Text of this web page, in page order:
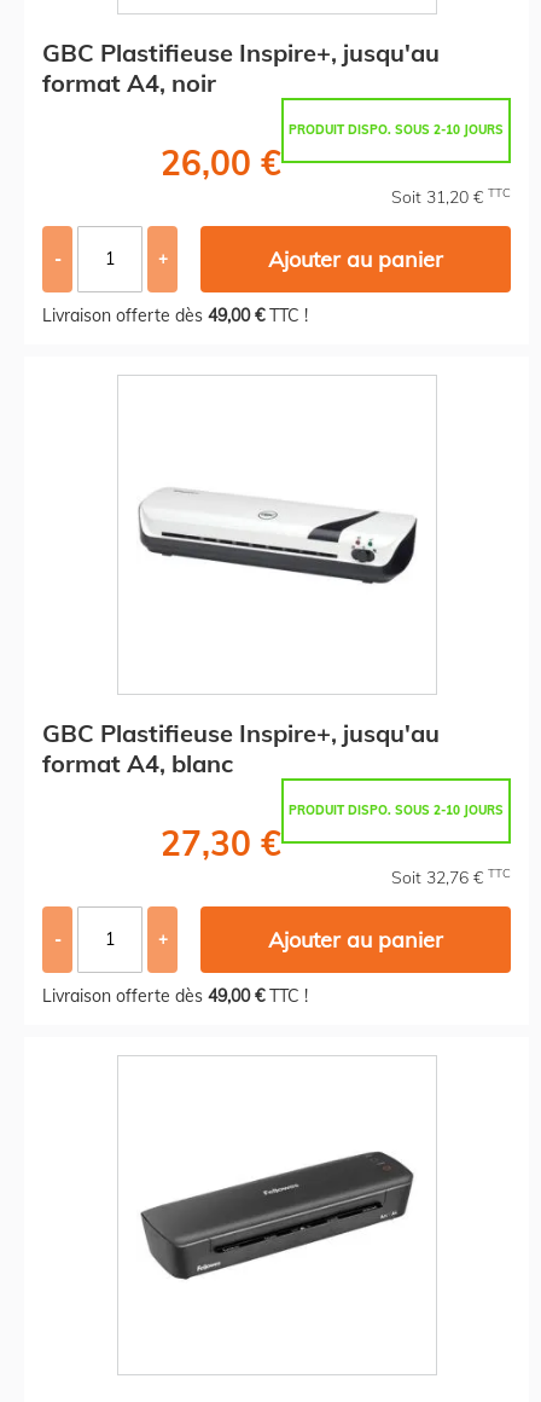
GBC Plastifieuse Inspire+, jusqu'au
format A4, noir
PRODUIT DISPO. SOUS 2-10 JOURS
26,00 €
Soit 31,20 € TTC
- + Ajouter au panier
Livraison offerte dès 49,00 €TTC !
GBC Plastifieuse Inspire+, jusqu'au
format A4, blanc
PRODUIT DISPO. SOUS 2-10 JOURS
27,30 €
Soit 32,76 € TTC
- + Ajouter au panier
Livraison offerte dès 49,00 €TTC !